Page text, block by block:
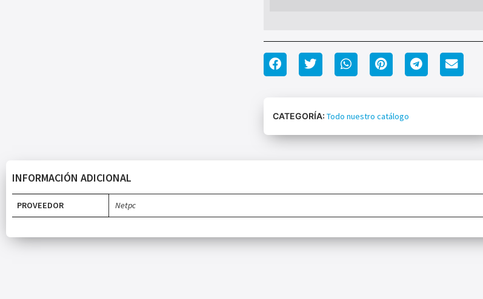
CATEGORÍA: Todo nuestro catálogo
INFORMACIÓN ADICIONAL
PROVEEDOR Netpc